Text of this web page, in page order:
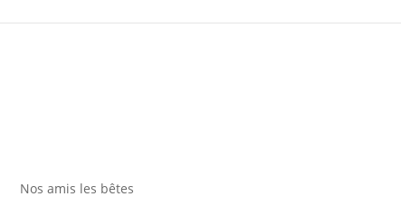
Nos amis les bêtes